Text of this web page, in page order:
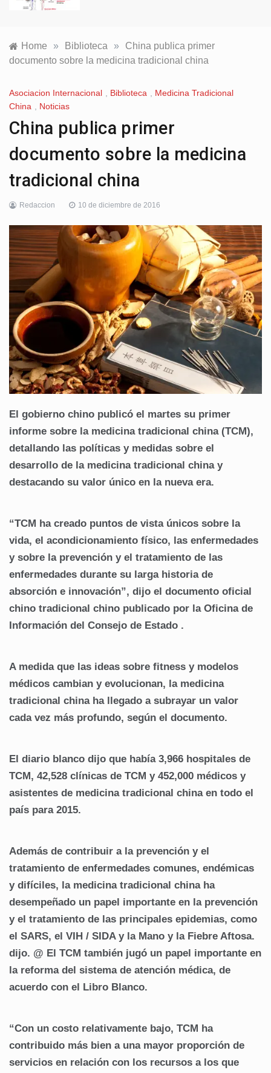
Home » Biblioteca »
China publica primer
documento sobre la medicina tradicional china
Asociacion Internacional , Biblioteca , Medicina Tradicional
China
Noticias
China publica primer
documento sobre la medicina
tradicional china
Redaccion 10 de diciembre de 2016
El gobierno chino publicó el martes su primer
informe sobre la medicina tradicional china (TCM),
detallando las políticas y medidas sobre el
desarrollo de la medicina tradicional china y
destacando su valor único en la nueva era.
“TCM ha creado puntos de vista únicos sobre la
vida, el acondicionamiento físico, las enfermedades
y sobre la prevención y el tratamiento de las
enfermedades durante su larga historia de
absorción e innovación”, dijo el documento oficial
chino tradicional chino publicado por la Oficina de
Información del Consejo de Estado .
A medida que las ideas sobre fitness y modelos
médicos cambian y evolucionan, la medicina
tradicional china ha llegado a subrayar un valor
cada vez más profundo, según el documento.
El diario blanco dijo que había 3,966 hospitales de
TCM, 42,528 clínicas de TCM y 452,000 médicos y
asistentes de medicina tradicional china en todo el
país para 2015.
Además de contribuir a la prevención y el
tratamiento de enfermedades comunes, endémicas
y difíciles, la medicina tradicional china ha
desempeñado un papel importante en la prevención
y el tratamiento de las principales epidemias, como
el SARS, el VIH / SIDA y la Mano y la Fiebre Aftosa.
dijo. @ El TCM también jugó un papel importante en
la reforma del sistema de atención médica, de
acuerdo con el Libro Blanco.
“Con un costo relativamente bajo, TCM ha
contribuido más bien a una mayor proporción de
servicios en relación con los recursos a los que